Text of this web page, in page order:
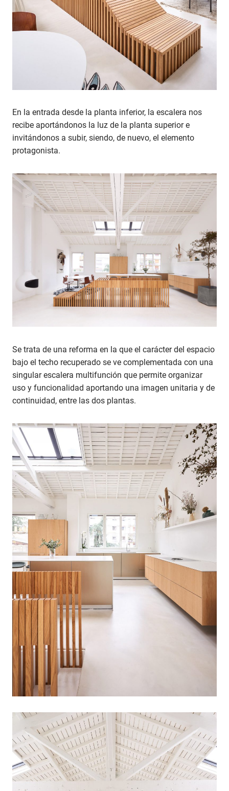
En la entrada desde la planta inferior, la escalera nos
recibe aportándonos la luz de la planta superior e
invitándonos a subir, siendo, de nuevo, el elemento
protagonista.
Se trata de una reforma en la que el carácter del espacio
bajo el techo recuperado se ve complementada con una
singular escalera multifunción que permite organizar
uso y funcionalidad aportando una imagen unitaria y de
continuidad, entre las dos plantas.